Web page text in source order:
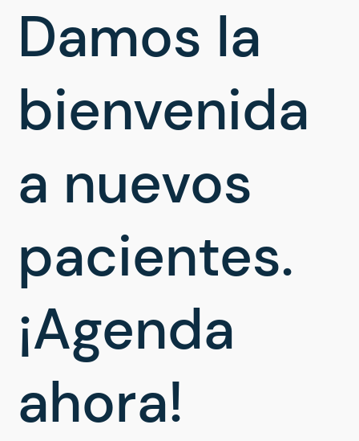
Damos la
bienvenida
a nuevos
pacientes.
¡Agenda
ahora!